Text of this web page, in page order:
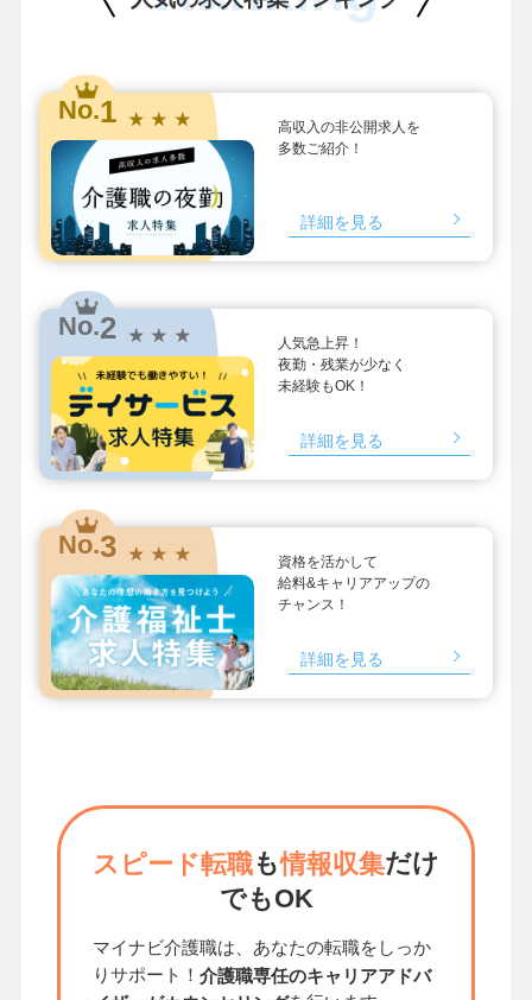
No.1 ★ ★ ★
高収入の非公開求人を
多数ご紹介！
詳細を見る
No.2 ★ ★ ★
人気急上昇！
夜勤・残業が少なく
未経験もOK！
詳細を見る
No.3 ★ ★ ★
資格を活かして
給料&キャリアアップの
チャンス！
詳細を見る
スピード転職も情報収集だけ
でもOK
マイナビ介護職は、あなたの転職をしっか
りサポート！ 介護職専任のキャリアアドバ